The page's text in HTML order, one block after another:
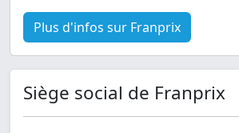
Plus d'infos sur Franprix
Siège social de Franprix